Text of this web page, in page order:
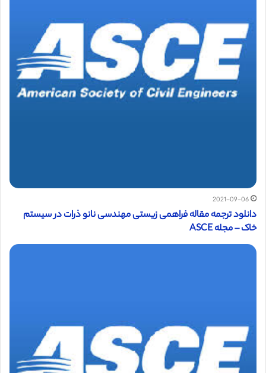
2021-09-06
دانلود ترجمه مقاله فراهمی زیستی مهندسی نانو ذرات در سیستم
خاک – مجله ASCE